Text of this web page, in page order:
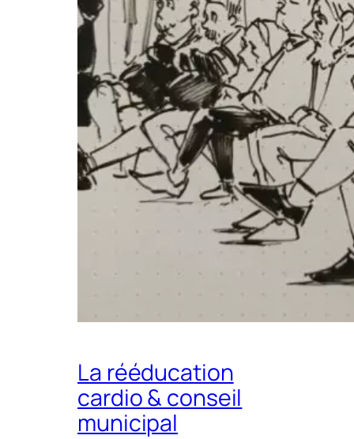
La rééducation
cardio & conseil
municipal